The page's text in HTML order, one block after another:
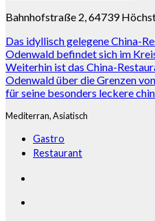
Bahnhofstraße 2, 64739
Das idyllisch gelegene China-
Odenwald befindet sich im
Weiterhin ist das China-
Odenwald über die Grenzen
für seine besonders leckere
Mediterran,Asiatisch
Gastro
Restaurant